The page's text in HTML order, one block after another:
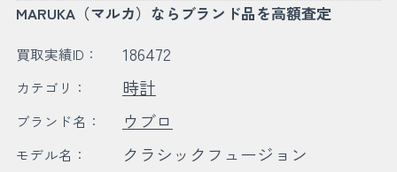
MARUKA（マルカ）ならブランド品を高額査定
買取実績ID： 186472
カテゴリ： 時計
ブランド名： ウブロ
モデル名： クラシックフュージョン